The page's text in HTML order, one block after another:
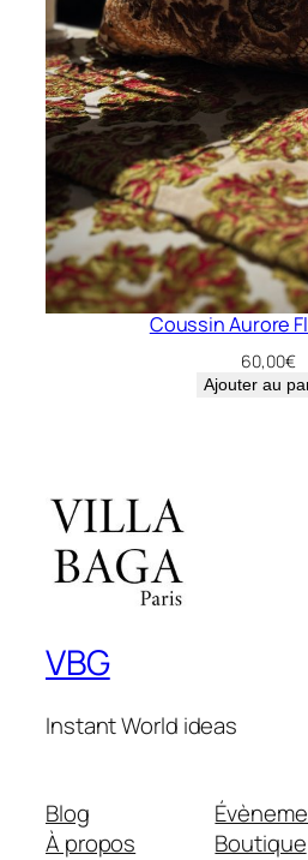
Coussin Aurore
60,00€
Ajouter au
VBG
Instant World ideas
Blog
À propos
Boutique